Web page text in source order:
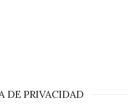
DE PRIVACIDAD